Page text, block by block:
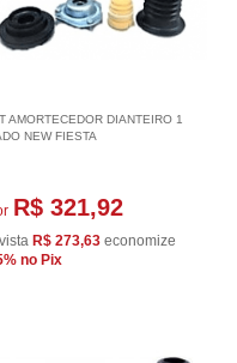
AMORTECEDOR DIANTEIRO 1
NEW FIESTA
R$ 321,92
R$ 273,63 economize
no Pix